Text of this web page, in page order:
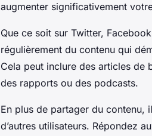
augmenter significativement
Que ce soit sur Twitter,
régulièrement du contenu qui
Cela peut inclure des articles de
des rapports ou des podcasts.
En plus de partager du contenu,
d’autres utilisateurs. Répondez